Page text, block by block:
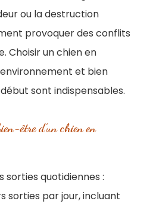
ou la destruction
provoquer des conflits
Choisir un chien en
et bien
sont indispensables.
être d’un chien en
sorties quotidiennes :
sorties par jour, incluant